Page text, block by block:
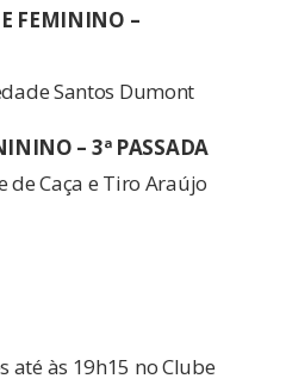
FEMININO –
Santos Dumont
– 3ª PASSADA
de Caça e Tiro Araújo
até às 19h15 no Clube